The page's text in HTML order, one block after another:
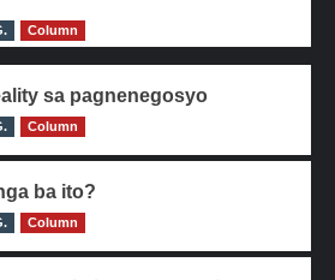
Column
sa pagnenegosyo
Column
ba ito?
Column